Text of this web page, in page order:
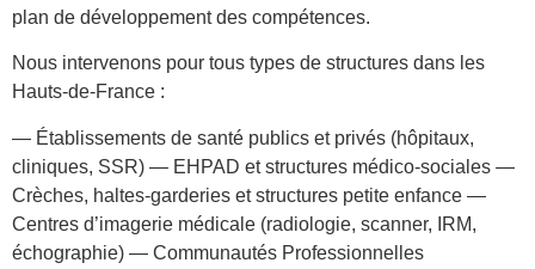
plan de développement des compétences.
Nous intervenons pour tous types de structures dans les
Hauts-de-France :
— Établissements de santé publics et privés (hôpitaux,
cliniques, SSR) — EHPAD et structures médico-sociales —
Crèches, haltes-garderies et structures petite enfance —
Centres d’imagerie médicale (radiologie, scanner, IRM,
échographie) — Communautés Professionnelles